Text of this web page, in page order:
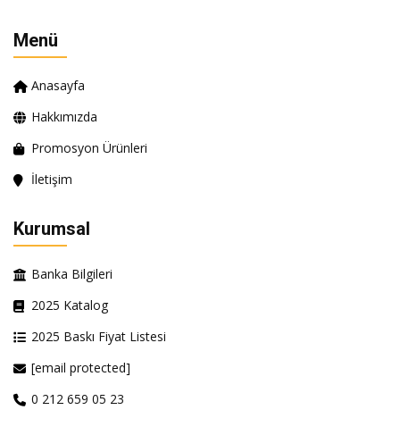
Menü
Anasayfa
Hakkımızda
Promosyon Ürünleri
İletişim
Kurumsal
Banka Bilgileri
2025 Katalog
2025 Baskı Fiyat Listesi
[email protected]
0 212 659 05 23